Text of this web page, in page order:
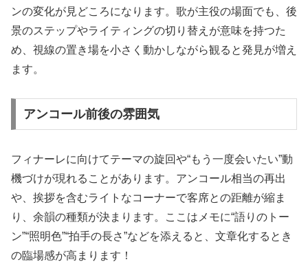
ンの変化が見どころになります。歌が主役の場面でも、後
景のステップやライティングの切り替えが意味を持つた
め、視線の置き場を小さく動かしながら観ると発見が増え
ます。
アンコール前後の雰囲気
フィナーレに向けてテーマの旋回や“もう一度会いたい”動
機づけが現れることがあります。アンコール相当の再出
や、挨拶を含むライトなコーナーで客席との距離が縮ま
り、余韻の種類が決まります。ここはメモに“語りのトー
ン”“照明色”“拍手の長さ”などを添えると、文章化するとき
の臨場感が高まります！